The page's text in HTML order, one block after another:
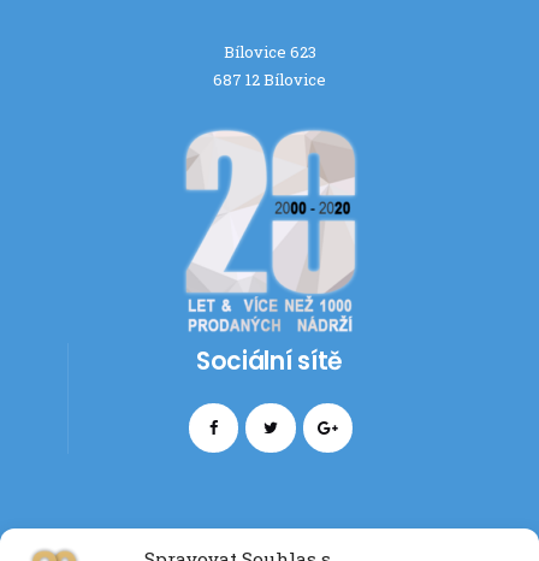
Bílovice 623
687 12 Bílovice
Sociální sítě